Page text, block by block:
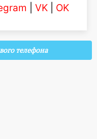
VK OK
телефона